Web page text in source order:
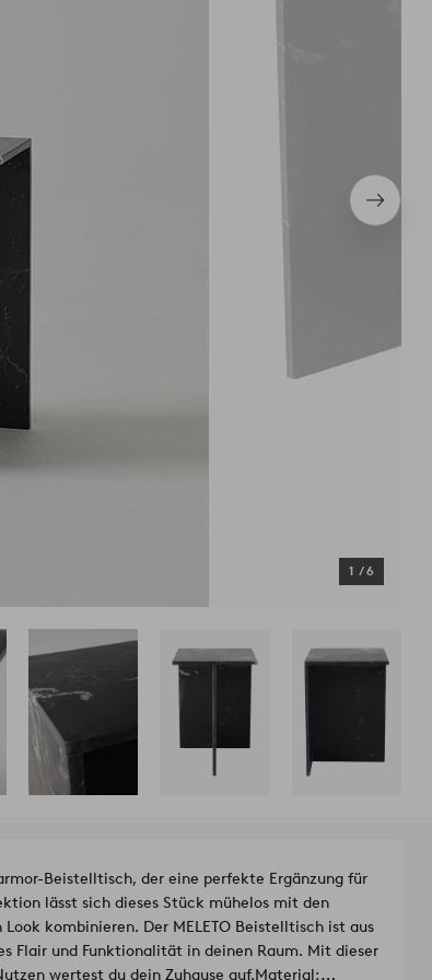
Produkt
1 /6
Beistelltisch, der eine perfekte Ergänzung für
lässt sich dieses Stück mühelos mit den
kombinieren. Der MELETO Beistelltisch ist aus
Flair und Funktionalität in deinen Raum. Mit dieser
wertest du dein Zuhause auf.Material: